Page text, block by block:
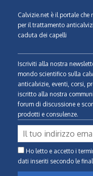
Calvizie.net è il portale
per il trattamento
caduta dei capelli
Iscriviti alla nostra
mondo scientifico sulla
anticalvizie, eventi, corsi,
iscritto alla nostra
forum di discussione e
prodotti e consulenze.
Ho letto e accetto i
dati inseriti secondo le